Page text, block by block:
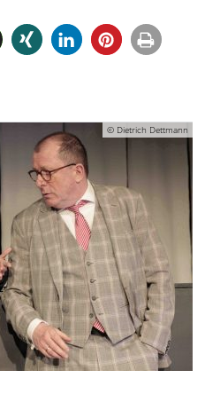
© Dietrich Dettmann